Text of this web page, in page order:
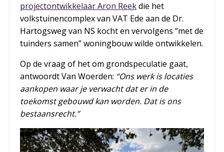
projectontwikkelaar Aron Reekdie het
volkstuinencomplex van VAT Ede aan de Dr.
Hartogsweg van NS kocht en vervolgens “met de
tuinders samen” woningbouw wilde ontwikkelen.
Op de vraag of het om grondspeculatie gaat,
antwoordt Van Woerden: “Ons werk is locaties
aankopen waar je verwacht dat er in de
toekomst gebouwd kan worden. Dat is ons
bestaansrecht.”